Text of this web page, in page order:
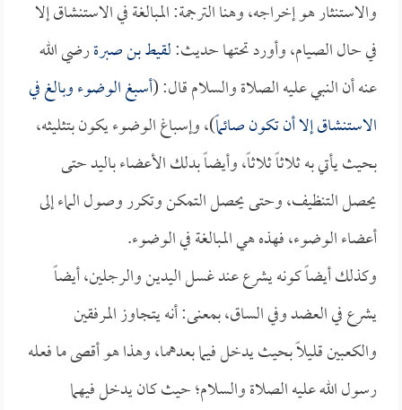
والاستنثار هو إخراجه، وهنا الترجمة: المبالغة في الاستنشاق إلا
في حال الصيام، وأورد تحتها حديث:لقيط بن صبرةرضي الله
عنه أن النبي عليه الصلاة والسلام قال: (أسبغ الوضوء وبالغ في
الاستنشاق إلا أن تكون صائماً)، وإسباغ الوضوء يكون بتثليثه،
بحيث يأتي به ثلاثاً ثلاثاً، وأيضاً بدلك الأعضاء باليد حتى
يحصل التنظيف، وحتى يحصل التمكن وتكرر وصول الماء إلى
أعضاء الوضوء، فهذه هي المبالغة في الوضوء.
وكذلك أيضاً كونه يشرع عند غسل اليدين والرجلين، أيضاً
يشرع في العضد وفي الساق، بمعنى: أنه يتجاوز المرفقين
والكعبين قليلاً بحيث يدخل فيما بعدهما، وهذا هو أقصى ما فعله
رسول الله عليه الصلاة والسلام؛ حيث كان يدخل فيهما